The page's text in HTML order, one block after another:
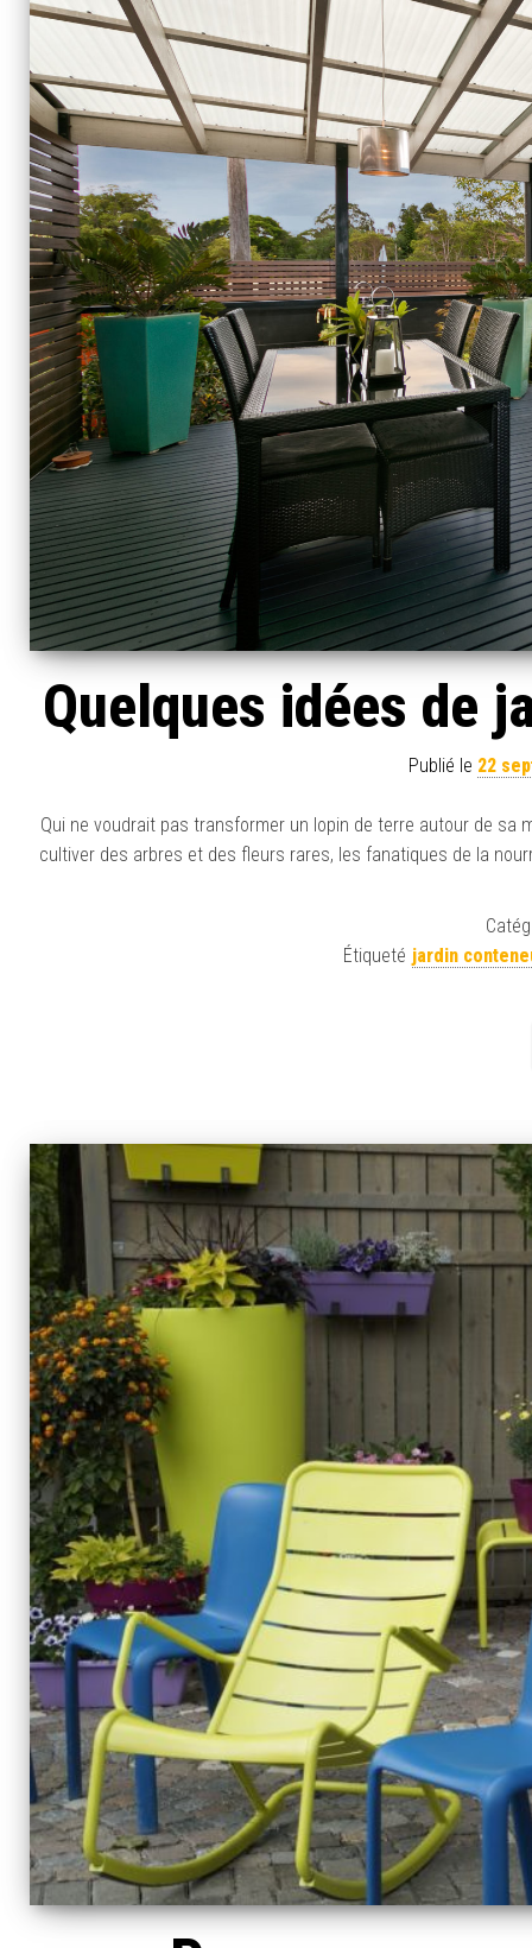
Quelques idées de
Publié le 22
Qui ne voudrait pas transformer un lopin de terre autour de sa
cultiver des arbres et des fleurs rares, les fanatiques de la
Étiqueté jardin